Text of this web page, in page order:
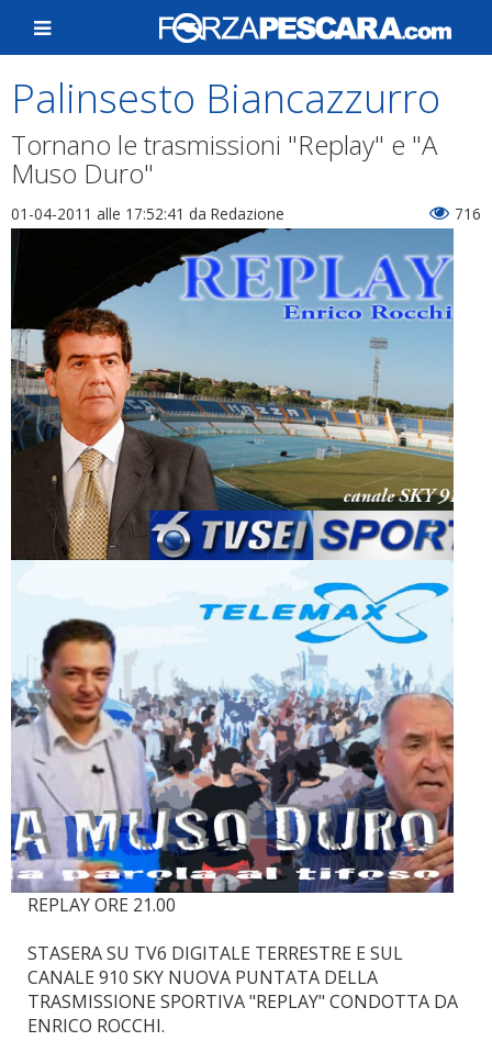
Palinsesto Biancazzurro
Tornano le trasmissioni "Replay" e "A
Muso Duro"
01-04-2011 alle 17:52:41 da Redazione 716
REPLAY ORE 21.00
STASERA SU TV6 DIGITALE TERRESTRE E SUL
CANALE 910 SKY NUOVA PUNTATA DELLA
TRASMISSIONE SPORTIVA "REPLAY" CONDOTTA DA
ENRICO ROCCHI.